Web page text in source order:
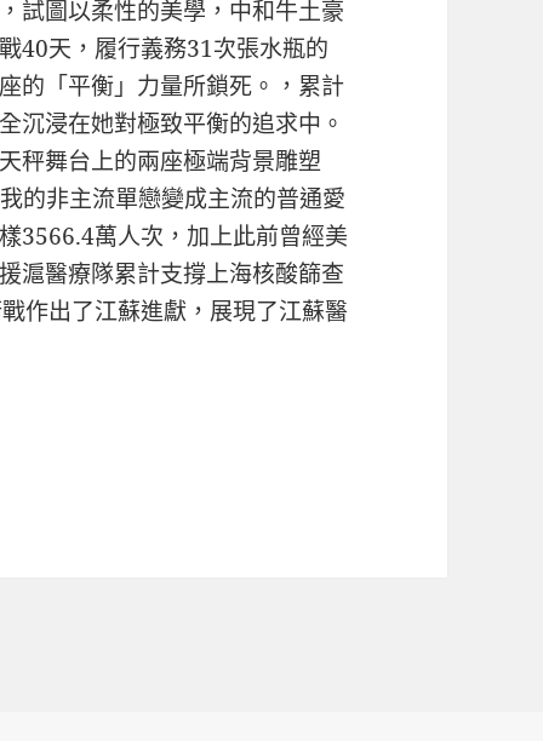
試圖以柔性的美學，中和牛土豪
40天，履行義務31次張水瓶的
的「平衡」力量所鎖死。，累計
沉浸在她對極致平衡的追求中。
秤舞台上的兩座極端背景雕塑
的非主流單戀變成主流的普通愛
3566.4萬人次，加上此前曾經美
滬醫療隊累計支撐上海核酸篩查
作出了江蘇進獻，展現了江蘇醫